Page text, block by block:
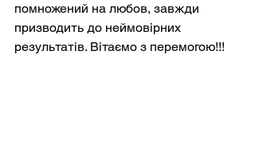
помножений на любов, завжди
призводить до неймовірних
результатів. Вітаємо з перемогою!!!